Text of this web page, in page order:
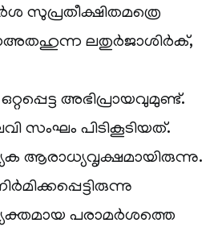
സുപ്രതീക്ഷിതമത്രെ
ലതുര്‍ജാശിര്‍ക്,
അഭിപ്രായവുമുണ്ട്.
സംഘം പിടികൂടിയത്.
ആരാധ്യവൃക്ഷമായിരുന്നു.
പരാമര്‍ശത്തെ